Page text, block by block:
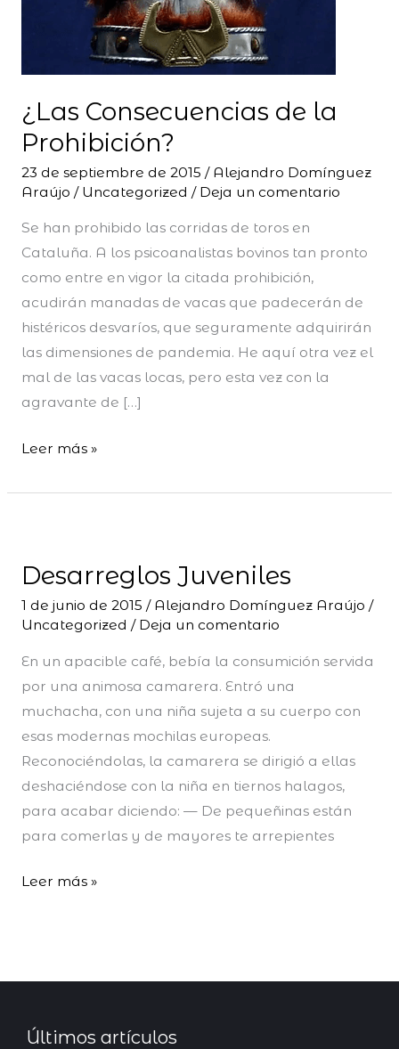
¿Las Consecuencias de la
Prohibición?
23 de septiembre de 2015 / Alejandro Domínguez
Araújo / Uncategorized / Deja un comentario
Se han prohibido las corridas de toros en
Cataluña. A los psicoanalistas bovinos tan pronto
como entre en vigor la citada prohibición,
acudirán manadas de vacas que padecerán de
histéricos desvaríos, que seguramente adquirirán
las dimensiones de pandemia. He aquí otra vez el
mal de las vacas locas, pero esta vez con la
agravante de […]
Leer más »
Desarreglos Juveniles
1 de junio de 2015 / Alejandro Domínguez Araújo /
Uncategorized / Deja un comentario
En un apacible café, bebía la consumición servida
por una animosa camarera. Entró una
muchacha, con una niña sujeta a su cuerpo con
esas modernas mochilas europeas.
Reconociéndolas, la camarera se dirigió a ellas
deshaciéndose con la niña en tiernos halagos,
para acabar diciendo: — De pequeñinas están
para comerlas y de mayores te arrepientes
Leer más »
Últimos artículos